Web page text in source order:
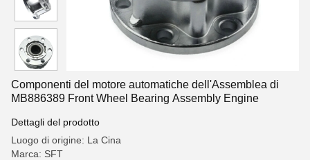
Componenti del motore automatiche dell'Assemblea di
MB886389 Front Wheel Bearing Assembly Engine
Dettagli del prodotto
Luogo di origine: La Cina
Marca: SFT